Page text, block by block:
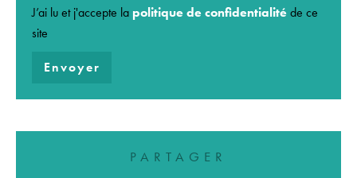
J’ai lu et j'accepte la politique de confidentialité de ce
site
Envoyer
PARTAGER